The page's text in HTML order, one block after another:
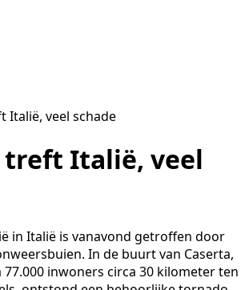
Italië, veel schade
treft Italië, veel
in Italië is vanavond getroffen door
In de buurt van Caserta,
77.000 inwoners circa 30 kilometer ten